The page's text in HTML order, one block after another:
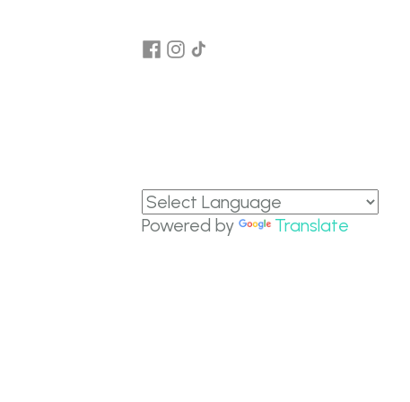
Powered by Translate